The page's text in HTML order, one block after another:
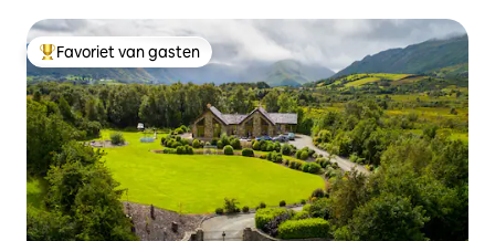
Topfavoriet van gasten
Favoriet van gasten